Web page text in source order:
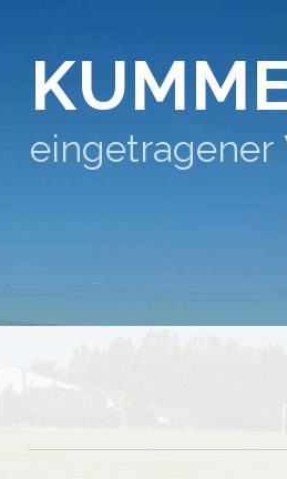
eingetragener